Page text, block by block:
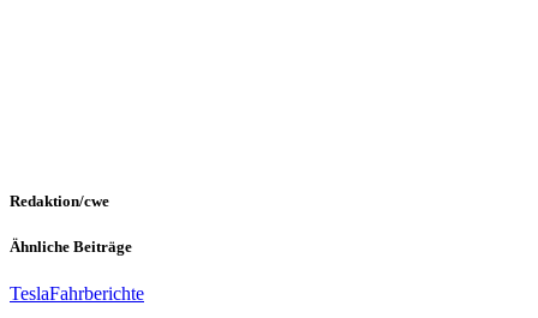
Redaktion/cwe
Ähnliche Beiträge
TeslaFahrberichte